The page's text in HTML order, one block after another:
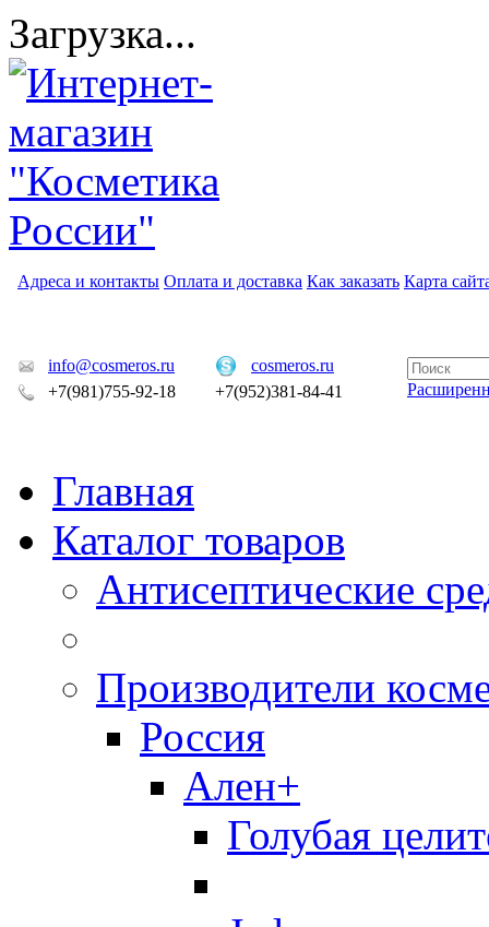
Загрузка...
Адреса и контакты Оплата и доставка Как заказать Карта
info@cosmeros.ru
cosmeros.ru
+7(981)755-92-18
+7(952)381-84-41
Главная
Каталог товаров
Антисептические
Производители
Россия
Ален+
Голубая